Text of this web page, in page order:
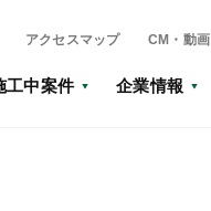
アクセスマップ CM・動画
工中案件 企業情報